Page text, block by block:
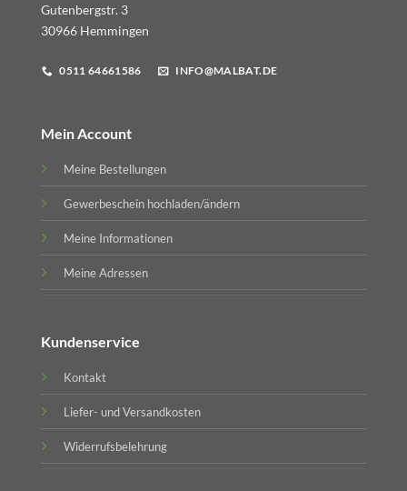
Gutenbergstr. 3
30966 Hemmingen
0511 64661586 INFO@MALBAT.DE
Mein Account
Meine Bestellungen
Gewerbeschein hochladen/ändern
Meine Informationen
Meine Adressen
Kundenservice
Kontakt
Liefer- und Versandkosten
Widerrufsbelehrung